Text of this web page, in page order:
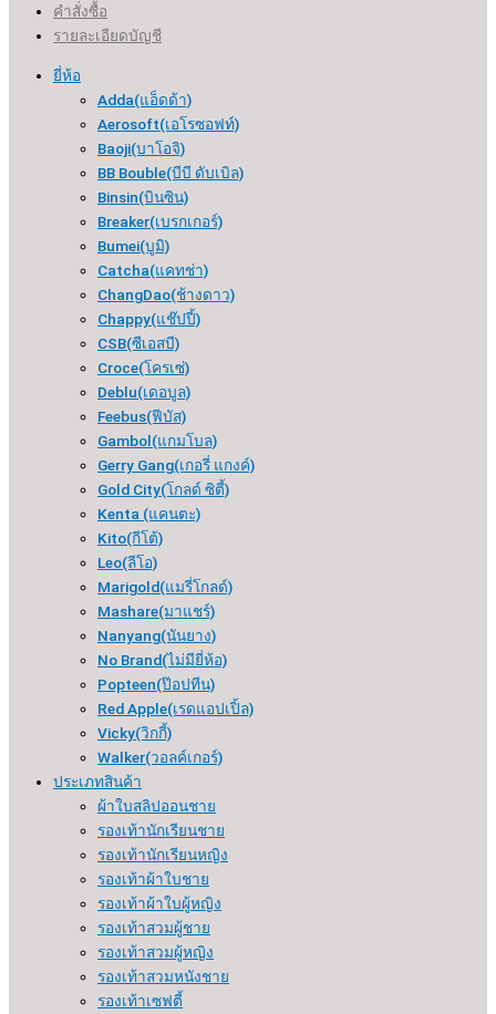
คำสั่งซื้อ
รายละเอียดบัญชี
ยี่ห้อ
Adda(แอ็ดด้า)
Aerosoft(เอโรซอฟท์)
Baoji(บาโอจิ)
BB Bouble(บีบี ดับเบิล)
Binsin(บินซิน)
Breaker(เบรกเกอร์​)
Bumei(บูมิ)
Catcha(แคทช่า)
ChangDao(ช้างดาว)
Chappy(แช๊ปปี้)
CSB(ซีเอสบี)
Croce(โครเซ่)
Deblu(เดอบูล)
Feebus(ฟีบัส)
Gambol(แกมโบล)
Gerry Gang(เกอรี่ แกงค์)
Gold City(โกลด์ ซิตี้)
Kenta (แคนตะ)
Kito(กีโต้)
Leo(ลีโอ)
Marigold(แมรี่โกลด์)
Mashare(มาแชร์)
Nanyang(นันยาง)
No Brand(ไม่มียี่ห้อ)
Popteen(ป๊อปทีน)
Red Apple(เรดแอปเปิ้ล)
Vicky(วิกกี้)
Walker(วอลค์เกอร์)
ประเภทสินค้า
ผ้าใบสลิปออนชาย
รองเท้านักเรียนชาย
รองเท้านักเรียนหญิง
รองเท้าผ้าใบชาย
รองเท้าผ้าใบผู้หญิง
รองเท้าสวมผู้ชาย
รองเท้าสวมผู้หญิง
รองเท้าสวมหนังชาย
รองเท้าเซฟตี้